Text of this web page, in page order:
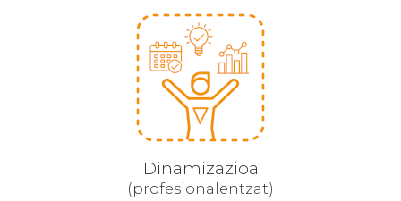
Dinamizazioa
(profesionalentzat)